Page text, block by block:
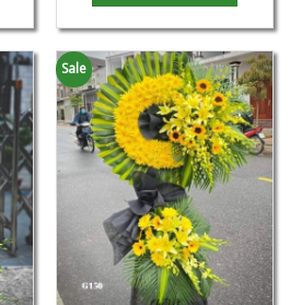
Sale